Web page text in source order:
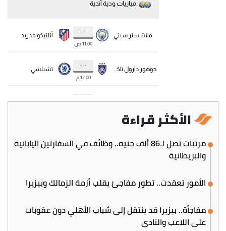
الأكثر قراءة
مرتبات تصل لـ86 ألف جنيه.. وظائف في السفارتين اليابانية
والبريطانية
الأمور تعقدت.. تطور مفاجئ يقلب أزمة الزمالك وبيزيرا
مفاجأة.. بيزيرا قد ينتقل إلى شباب الأهلي دون عقوبات
على اللاعب والنادي